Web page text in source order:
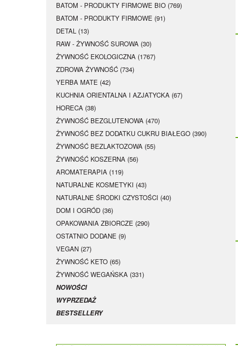
BATOM - PRODUKTY FIRMOWE BIO (769)
BATOM - PRODUKTY FIRMOWE (91)
DETAL (13)
RAW - ŻYWNOŚĆ SUROWA (30)
ŻYWNOŚĆ EKOLOGICZNA (1767)
ZDROWA ŻYWNOŚĆ (734)
YERBA MATE (42)
KUCHNIA ORIENTALNA I AZJATYCKA (67)
HORECA (38)
ŻYWNOŚĆ BEZGLUTENOWA (470)
ŻYWNOŚĆ BEZ DODATKU CUKRU BIAŁEGO (390)
ŻYWNOŚĆ BEZLAKTOZOWA (55)
ŻYWNOŚĆ KOSZERNA (56)
AROMATERAPIA (119)
NATURALNE KOSMETYKI (43)
NATURALNE ŚRODKI CZYSTOŚCI (40)
DOM I OGRÓD (36)
OPAKOWANIA ZBIORCZE (290)
OSTATNIO DODANE (9)
VEGAN (27)
ŻYWNOŚĆ KETO (65)
ŻYWNOŚĆ WEGAŃSKA (331)
NOWOŚCI
WYPRZEDAŻ
BESTSELLERY